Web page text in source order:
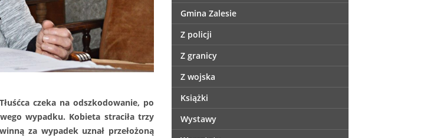
czeka na odszkodowanie, po
wypadku. Kobieta straciła trzy
za wypadek uznał przełożoną
Gmina Zalesie
Z policji
Z granicy
Z wojska
Książki
Wystawy